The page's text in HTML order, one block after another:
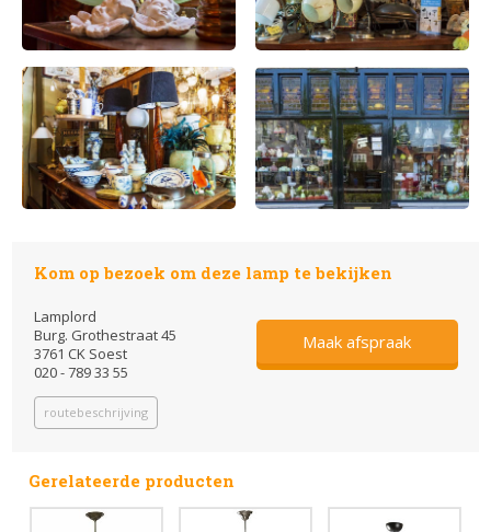
Kom op bezoek om deze lamp te bekijken
Lamplord
Burg. Grothestraat 45
3761 CK Soest
020 - 789 33 55
routebeschrijving
Maak afspraak
Gerelateerde producten